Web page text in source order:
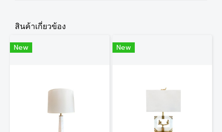
สินค้าเกี่ยวข้อง
New New